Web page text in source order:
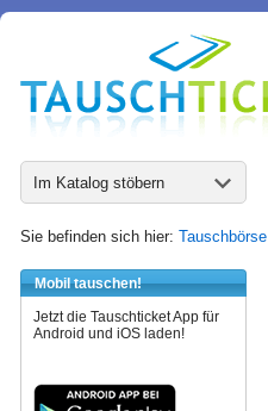
Im Katalog stöbern
Sie befinden sich hier: Tauschbörse
Mobil tauschen!
Jetzt die Tauschticket App für
Android und iOS laden!